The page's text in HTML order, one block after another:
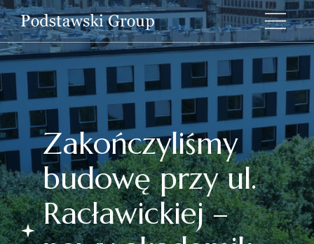
Zakończyliśmy
budowę przy ul.
Racławickiej –